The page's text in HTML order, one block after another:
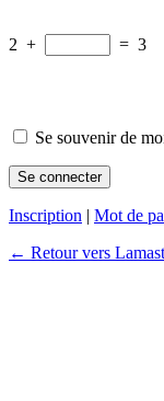
2 + = 3
Se souvenir de
Inscription | Mot de
← Retour vers